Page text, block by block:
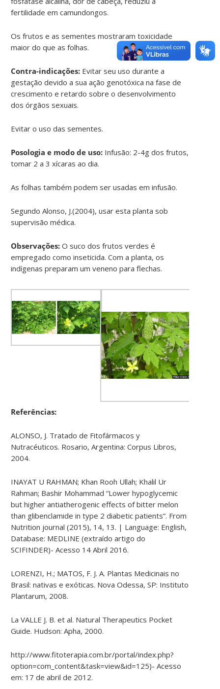
fertilidade em camundongos.
Os frutos e as sementes mostraram toxicidade
maior do que as folhas.
Contra-indicações: Evitar seu uso durante a
gestação devido a sua ação genotóxica na fase de
crescimento e retardo sobre o desenvolvimento
dos órgãos sexuais.
Evitar o uso das sementes.
Posologia e modo de uso: Infusão: 2-4g dos frutos,
tomar 2 a 3 xícaras ao dia.
As folhas também podem ser usadas em infusão.
Segundo Alonso, J.(2004), usar esta planta sob
supervisão médica.
Observações: O suco dos frutos verdes é
empregado como inseticida. Com a planta, os
indígenas preparam um veneno para flechas.
Referências:
ALONSO, J. Tratado de Fitofármacos y
Nutracéuticos. Rosario, Argentina: Corpus Libros,
2004.
INAYAT U RAHMAN; Khan Rooh Ullah; Khalil Ur
Rahman; Bashir Mohammad “Lower hypoglycemic
but higher antiatherogenic effects of bitter melon
than glibenclamide in type 2 diabetic patients”. From
Nutrition journal (2015), 14, 13. | Language: English,
Database: MEDLINE (extraído artigo do
SCIFINDER)- Acesso 14 Abril 2016.
LORENZI, H.; MATOS, F. J. A. Plantas Medicinais no
Brasil: nativas e exóticas. Nova Odessa, SP: Instituto
Plantarum, 2008.
La VALLE J. B. et al. Natural Therapeutics Pocket
Guide. Hudson: Apha, 2000.
http://www.fitoterapia.com.br/portal/index.php?
option=com_content&task=view&id=125)- Acesso
em: 17 de abril de 2012.